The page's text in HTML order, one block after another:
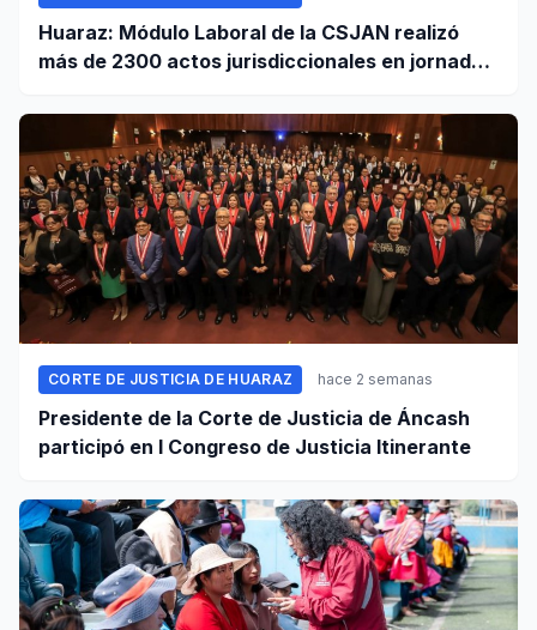
Huaraz: Módulo Laboral de la CSJAN realizó
más de 2300 actos jurisdiccionales en jornada
CORTE DE JUSTICIA DE HUARAZ hace 2 semanas
Presidente de la Corte de Justicia de Áncash
participó en I Congreso de Justicia Itinerante